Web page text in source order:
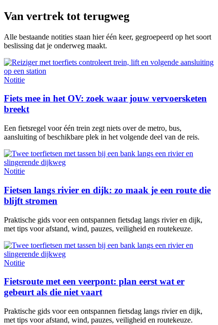
Van vertrek tot terugweg
Alle bestaande notities staan hier één keer, gegroepeerd op het soort
beslissing dat je onderweg maakt.
Notitie
Fiets mee in het OV: zoek waar jouw vervoersketen
breekt
Een fietsregel voor één trein zegt niets over de metro, bus,
aansluiting of beschikbare plek in het volgende deel van de reis.
Notitie
Fietsen langs rivier en dijk: zo maak je een route die
blijft stromen
Praktische gids voor een ontspannen fietsdag langs rivier en dijk,
met tips voor afstand, wind, pauzes, veiligheid en routekeuze.
Notitie
Fietsroute met een veerpont: plan eerst wat er
gebeurt als die niet vaart
Praktische gids voor een ontspannen fietsdag langs rivier en dijk,
met tips voor afstand, wind, pauzes, veiligheid en routekeuze.